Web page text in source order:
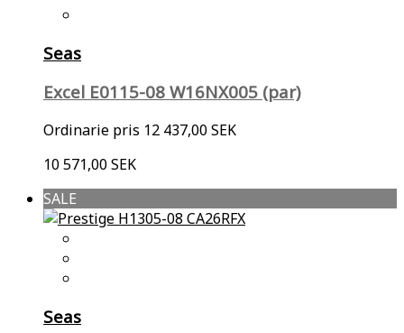
Seas
Excel E0115-08 W16NX005 (par)
Ordinarie pris 12 437,00 SEK
10 571,00 SEK
SALE
Seas